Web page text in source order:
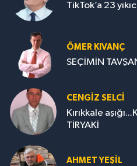
TikTok’a 23
ÖMER KIVANÇ
SEÇİMİN
CENGİZ SELCİ
Kırıkkale
TİRYAKİ
AHMET YEŞİL